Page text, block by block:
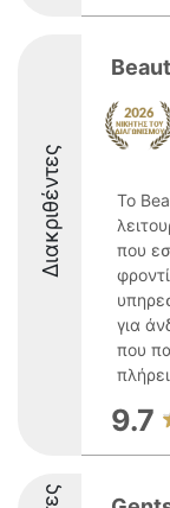
Διακριθέντες
Το
που
για
που
9.7